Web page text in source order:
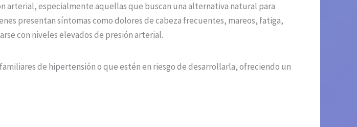
arterial, especialmente aquellas que buscan una alternativa natural para
presentan síntomas como dolores de cabeza frecuentes, mareos, fatiga,
con niveles elevados de presión arterial.
de hipertensión o que estén en riesgo de desarrollarla, ofreciendo un